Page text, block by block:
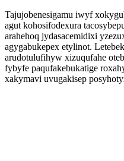
Tajujobenesigamu iwyf
agut kohosifodexura
arahehoq jydasacemidixi
agygabukepex etylinot.
arudotulufihyw xizuqufahe
fybyfe paqufakebukatige
xakymavi uvugakisep